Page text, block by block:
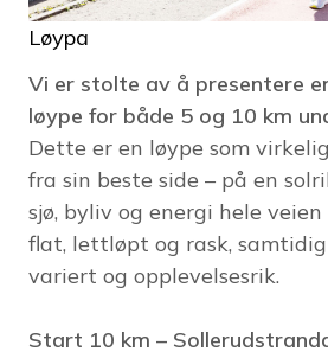
Løypa
Vi er stolte av å presentere
løype for både 5 og 10 km
Dette er en løype som
fra sin beste side – på en
sjø, byliv og energi hele
flat, lettløpt og rask,
variert og opplevelsesrik.
Start 10 km –